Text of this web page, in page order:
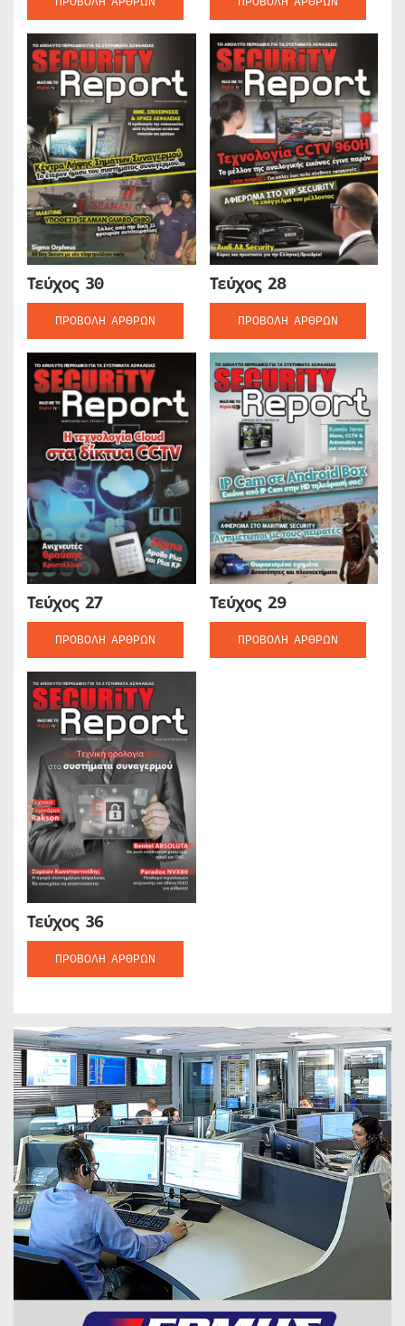
Τεύχος 30
ΠΡΟΒΟΛΉ ΆΡΘΡΩΝ
Τεύχος 28
ΠΡΟΒΟΛΉ ΆΡΘΡΩΝ
Τεύχος 27
ΠΡΟΒΟΛΉ ΆΡΘΡΩΝ
Τεύχος 29
ΠΡΟΒΟΛΉ ΆΡΘΡΩΝ
Τεύχος 36
ΠΡΟΒΟΛΉ ΆΡΘΡΩΝ